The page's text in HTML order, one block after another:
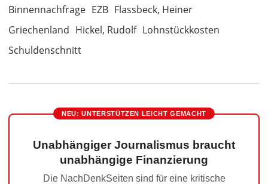
Binnennachfrage EZB Flassbeck, Heiner
Griechenland Hickel, Rudolf Lohnstückkosten
Schuldenschnitt
NEU: UNTERSTÜTZEN LEICHT GEMACHT
Unabhängiger Journalismus braucht
unabhängige Finanzierung
Die NachDenkSeiten sind für eine kritische